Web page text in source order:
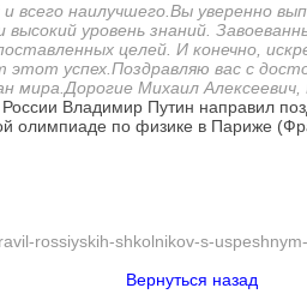
всего наилучшего. Вы уверенно
уровень знаний.
целей. И конечно,
этот успех. Поздравляю вас с
мира. Дорогие Михаил Алексеевич,
Владимир Путин направил
олимпиаде по физике в Париже
rossiyskih-shkolnikov-s-
Вернуться назад